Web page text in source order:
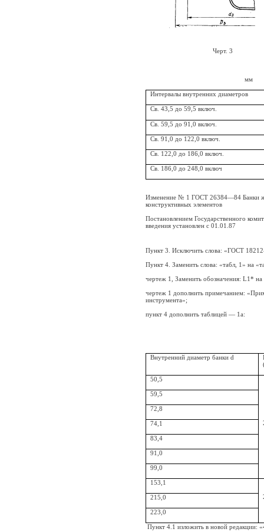
Черт. 3
мм
Интервалы внутренних диаметров
Св. 43,5 до 59,5 включ.
Св. 59,5 до 91,0 включ.
Св. 91,0 до 122,0 включ.
Св. 122,0 до 186,0 включ.
Св. 186,0 до 248,0 включ
Изменение № 1 ГОСТ 26384—84 Банки
конструктивных элементов
Постановлением Государственного
введения установлен с 01.01.87
Пункт 3. Исключить слова: «ГОСТ
Пункт 4. Заменить слова: «табл, 1» на
чертеж 1, Заменить обозначения: L1*
чертеж 1 дополнить примечанием:
инструмента»;
пункт 4 дополнить таблицей — 1а:
Внутренний диаметр банки d
50,5
59,5
72,8
74,1
83,4
91,0
99,0
153,1
215,0
223,0
Пункт 4.1 изложить в новой редакции: